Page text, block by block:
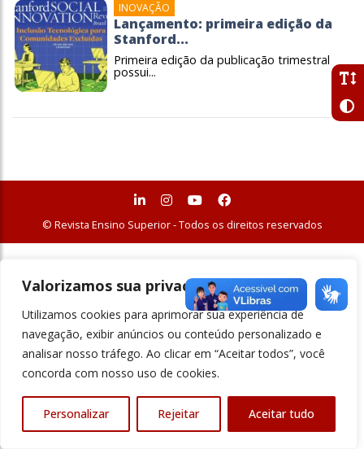
Valorizamos sua privacidade
Utilizamos cookies para aprimorar sua experiência de
navegação, exibir anúncios ou conteúdo personalizado e
analisar nosso tráfego. Ao clicar em “Aceitar todos”, você
concorda com nosso uso de cookies.
Personalizar Rejeitar Aceitar tudo
INOVAÇÃO
Lançamento: primeira edição da
Stanford...
Primeira edição da publicação trimestral
possui...
© Revista Ensino Superior - Todos os direitos reservados